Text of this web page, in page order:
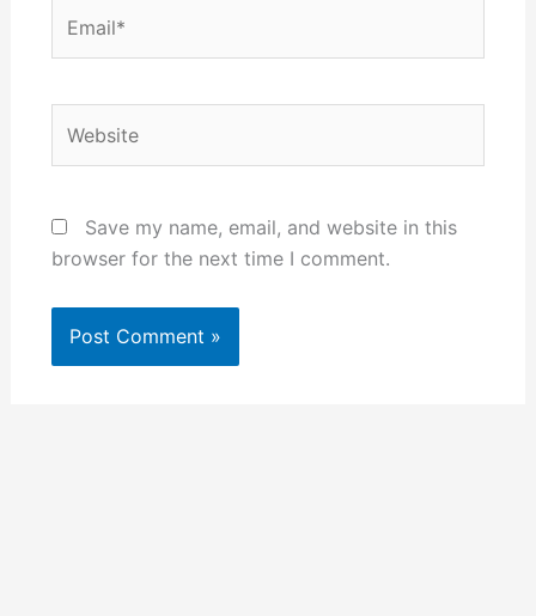
Save my name, email, and website in this
browser for the next time I comment.